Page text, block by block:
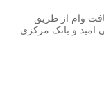
وام از طریق
امید و بانک مرکزی